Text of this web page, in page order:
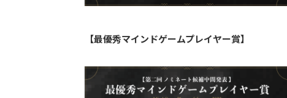
【最優秀マインドゲームプレイヤー賞】